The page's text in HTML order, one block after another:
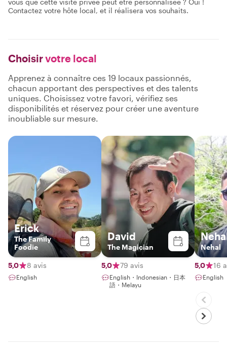
vous que cette visite privée peut être personnalisée ? Oui !
Contactez votre hôte local, et il réalisera vos souhaits.
Choisirvotre local
Apprenez à connaître ces 19 locaux passionnés,
chacun apportant des perspectives et des talents
uniques. Choisissez votre favori, vérifiez ses
disponibilités et réservez pour créer une aventure
inoubliable sur mesure.
Erick
The Family
Foodie
5,0 8 avis
English
David
The Magician
5,0 79 avis
English・Indonesian・日本
語・Melayu
Nehal
5,0 16
English